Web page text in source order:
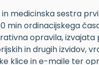
in medicinska sestra
min ordinacijskega
opravila, izvajata
in drugih izvidov,
klice in e-maile ter